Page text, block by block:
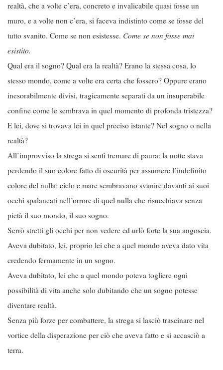
realtà, che a volte c’era, concreto e invalicabile quasi fosse un
muro, e a volte non c’era, si faceva indistinto come se fosse del
tutto svanito. Come se non esistesse. Come se non fosse mai
esistito.
Qual era il sogno? Qual era la realtà? Erano la stessa cosa, lo
stesso mondo, come a volte era certa che fossero? Oppure erano
inesorabilmente divisi, tragicamente separati da un insuperabile
confine come le sembrava in quel momento di profonda tristezza?
E lei, dove si trovava lei in quel preciso istante? Nel sogno o nella
realtà?
All’improvviso la strega si sentì tremare di paura: la notte stava
perdendo il suo colore fatto di oscurità per assumere l’indefinito
colore del nulla; cielo e mare sembravano svanire davanti ai suoi
occhi spalancati nell’orrore di quel nulla che risucchiava senza
pietà il suo mondo, il suo sogno.
Serrò stretti gli occhi per non vedere ed urlò forte la sua angoscia.
Aveva dubitato, lei, proprio lei che a quel mondo aveva dato vita
credendo fermamente in un sogno.
Aveva dubitato, lei che a quel mondo poteva togliere ogni
possibilità di vita anche solo dubitando che un sogno potesse
diventare realtà.
Senza più forze per combattere, la strega si lasciò trascinare nel
vortice della disperazione per ciò che aveva fatto e si accasciò a
terra.